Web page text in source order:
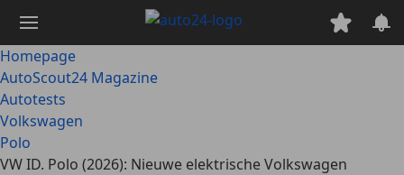
naar
hoofdinhoud
Homepage
AutoScout24 Magazine
Autotests
Volkswagen
Polo
VW ID. Polo (2026): Nieuwe elektrische Volkswagen